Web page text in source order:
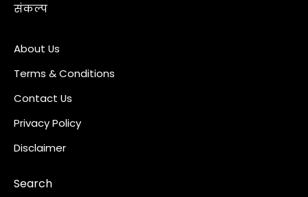
संकल्प
About Us
Terms & Conditions
Contact Us
Privacy Policy
Disclaimer
Search